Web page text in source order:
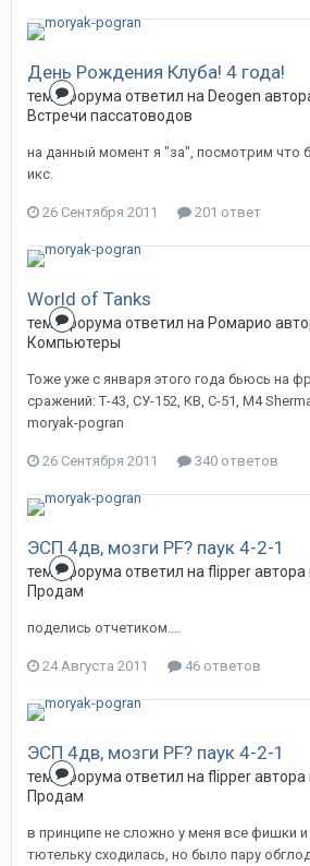
День Рождения Клуба! 4 года!
тема форума ответил на Deogen
Встречи пассатоводов
на данный момент я "за", посмотрим что
икс.
26 Сентября 2011 201 ответ
World of Tanks
тема форума ответил на Ромарио
Компьютеры
Тоже уже с января этого года бьюсь на
сражений: Т-43, СУ-152, КВ, С-51, М4
moryak-pogran
26 Сентября 2011 340 ответов
ЭСП 4дв, мозги PF? паук 4-2-1
тема форума ответил на flipperавтора
Продам
поделись отчетиком....
24 Августа 2011 46 ответов
ЭСП 4дв, мозги PF? паук 4-2-1
тема форума ответил на flipperавтора
Продам
в принципе не сложно у меня все фишки
тютельку сходилась, но было пару